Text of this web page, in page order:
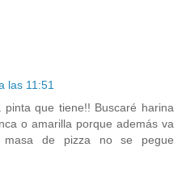
las 11:51
que tiene!! Buscaré harina
o amarilla porque además va
de pizza no se pegue